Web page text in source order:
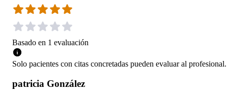
Basado en 1 evaluación
Solo pacientes con citas concretadas pueden evaluar al profesional.
patricia González